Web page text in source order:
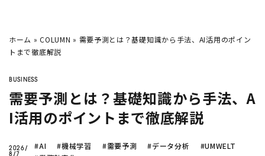
ホーム »COLUMN » 需要予測とは？基礎知識から手法、AI活用のポイン
トまで徹底解説
BUSINESS
需要予測とは？基礎知識から手法、A
I活用のポイントまで徹底解説
2026/
#AI #機械学習 #需要予測 #データ分析
#UMWELT